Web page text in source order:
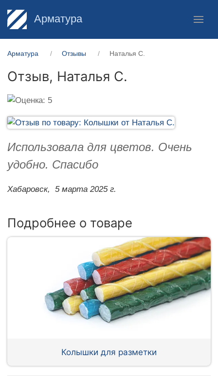
Арматура
Арматура Отзывы Наталья С.
Отзыв, Наталья С.
Использовала для цветов. Очень
удобно. Спасибо
Хабаровск, 5 марта 2025 г.
Подробнее о товаре
Колышки для разметки